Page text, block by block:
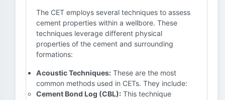
The CET employs several techniques to assess
cement properties within a wellbore. These
techniques leverage different physical
properties of the cement and surrounding
formations:
Acoustic Techniques: These are the most
common methods used in CETs. They include:
Cement Bond Log (CBL): This technique